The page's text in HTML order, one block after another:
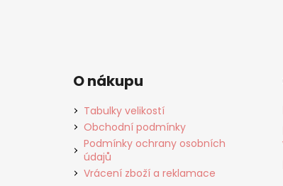
O nákupu
Tabulky velikostí
Obchodní podmínky
Podmínky ochrany osobních
údajů
Vrácení zboží a reklamace